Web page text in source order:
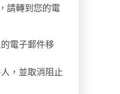
請轉到您的電
電子郵件移
，並取消阻止